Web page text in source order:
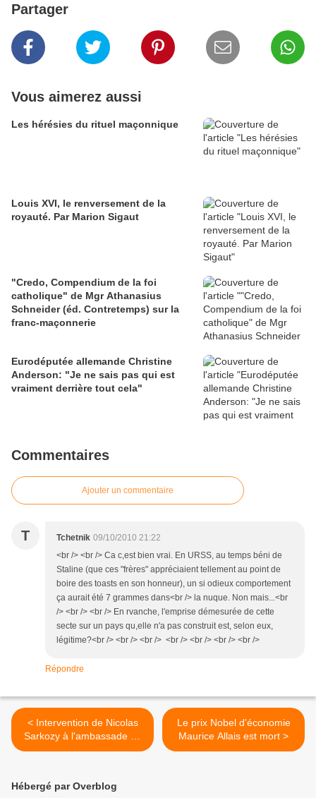
Partager
Vous aimerez aussi
Les hérésies du rituel maçonnique
Louis XVI, le renversement de la
royauté. Par Marion Sigaut
"Credo, Compendium de la foi
catholique" de Mgr Athanasius
Schneider (éd. Contretemps) sur la
franc-maçonnerie
Eurodéputée allemande Christine
Anderson: "Je ne sais pas qui est
vraiment derrière tout cela"
Commentaires
Ajouter un commentaire
T Tchetnik 09/10/2010 21:22
<br /> <br /> Ca c,est bien vrai. En URSS, au temps béni de
Staline (que ces "frères" appréciaient tellement au point de
boire des toasts en son honneur), un si odieux comportement
ça aurait été 7 grammes dans<br /> la nuque. Non mais...<br
/> <br /> <br /> En rvanche, l'emprise démesurée de cette
secte sur un pays qu,elle n'a pas construit est, selon eux,
légitime?<br /> <br /> <br /> <br /> <br /> <br /> <br />
Répondre
< Intervention de Nicolas
Sarkozy à l'ambassade de
France près le Saint-Siège
Le prix Nobel d'économie
Maurice Allais est mort >
Hébergé par Overblog